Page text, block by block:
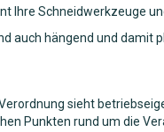
Schneidwerkzeuge
auch hängend und damit
sieht
Punkten rund um die